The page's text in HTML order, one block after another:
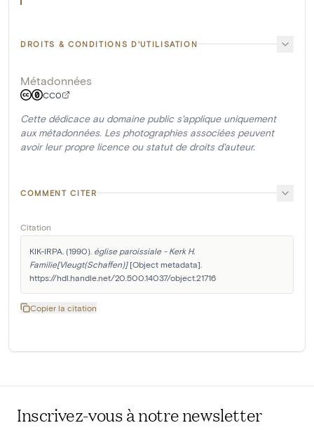
DROITS & CONDITIONS D'UTILISATION
Métadonnées
CC0
Cette dédicace au domaine public s'applique uniquement
aux métadonnées. Les photographies associées peuvent
avoir leur propre licence ou statut de droits d'auteur.
COMMENT CITER
Citation
KIK-IRPA. (1990). église paroissiale - Kerk H.
Familie[Vleugt(Schaffen)] [Object metadata].
https://hdl.handle.net/20.500.14037/object.21716
Copier la citation
Inscrivez-vous à notre newsletter